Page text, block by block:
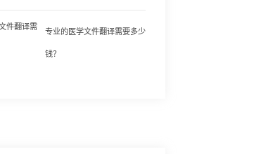
专业的医学文件翻译需要多少
钱？